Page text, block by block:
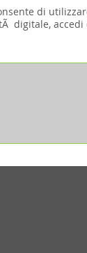
di
digitale,